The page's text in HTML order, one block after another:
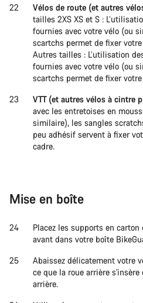
Vélos de route (et autres
tailles 2XS XS et S :
fournies avec votre vélo (ou
scartchs permet de fixer
Autres tailles : L’utilisation
fournies avec votre vélo (ou
scartchs permet de fixer
VTT (et autres vélos à cintre
avec les entretoises en
similaire), les sangles
peu adhésif servent à fixer
cadre.
Mise en boîte
Placez les supports en
avant dans votre boîte
Abaissez délicatement votre
ce que la roue arrière
arrière.